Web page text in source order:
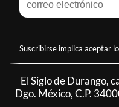
Suscribirse implica aceptar
El Siglo de Durango,
Dgo. México, C.P.